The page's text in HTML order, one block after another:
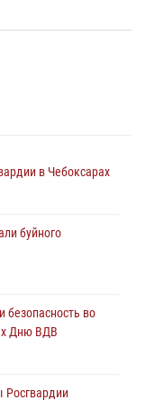
в Чебоксарах
буйного
безопасность во
Дню ВДВ
Росгвардии